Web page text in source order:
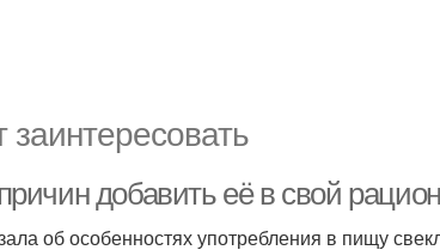
добавить её в свой рацион
об особенностях употребления в пищу